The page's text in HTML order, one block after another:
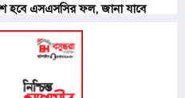
হবে এসএসসির ফল, জানা যাবে
যুক্তরাষ্ট্রকে ৬ শর্ত দিল ইরান, যা